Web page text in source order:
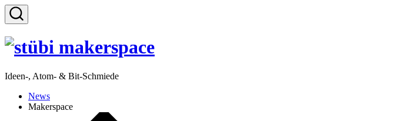
Zum
Inhalt
Suche
Ideen-, Atom- & Bit-Schmiede
News
Makerspace